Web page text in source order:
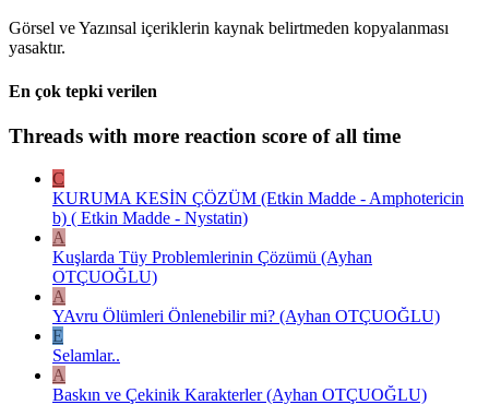
Görsel ve Yazınsal içeriklerin kaynak belirtmeden kopyalanması
yasaktır.
En çok tepki verilen
Threads with more reaction score of all time
C
KURUMA KESİN ÇÖZÜM (Etkin Madde - Amphotericin
b) ( Etkin Madde - Nystatin)
A
Kuşlarda Tüy Problemlerinin Çözümü (Ayhan
OTÇUOĞLU)
A
YAvru Ölümleri Önlenebilir mi? (Ayhan OTÇUOĞLU)
E
Selamlar..
A
Baskın ve Çekinik Karakterler (Ayhan OTÇUOĞLU)